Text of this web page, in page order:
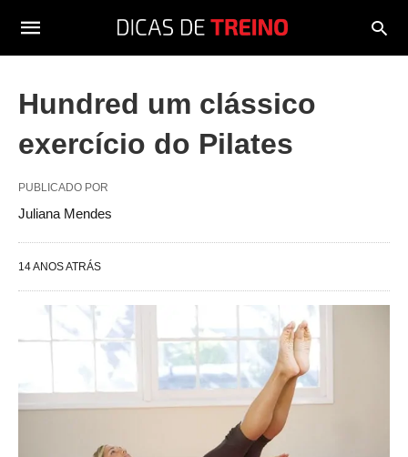
Hundred um clássico
exercício do Pilates
PUBLICADO POR
Juliana Mendes
14 ANOS ATRÁS